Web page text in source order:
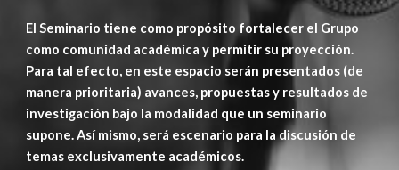
El Seminario tiene como propósito fortalecer el Grupo
como comunidad académica y permitir su proyección.
Para tal efecto, en este espacio serán presentados (de
manera prioritaria) avances, propuestas y resultados de
investigación bajo la modalidad que un seminario
supone. Así mismo, será escenario para la discusión de
temas exclusivamente académicos.